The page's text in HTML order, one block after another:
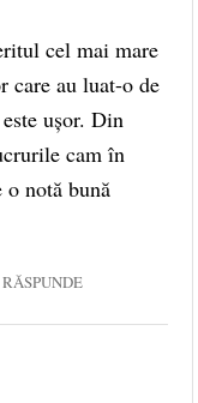
cel mai mare
care au luat-o de
ușor. Din
cam în
o notă bună
RĂSPUNDE